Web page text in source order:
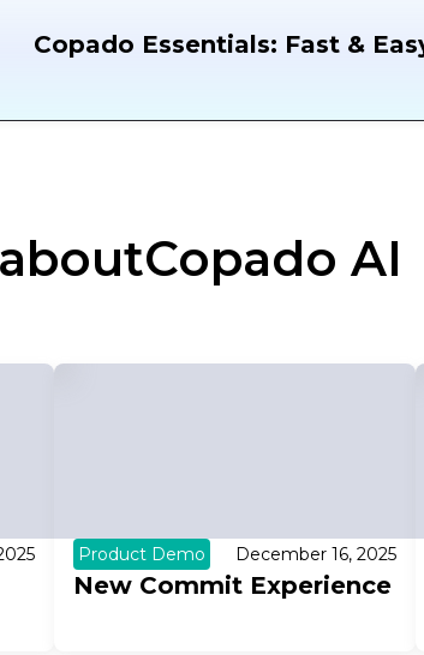
Copado Essentials: Fast &
Copado AI
Product Demo December 16, 2025
New Commit Experience